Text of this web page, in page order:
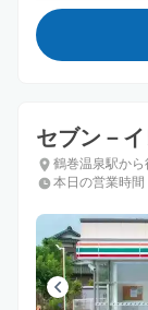
セブン－
鶴巻温泉駅か
本日の営業時間